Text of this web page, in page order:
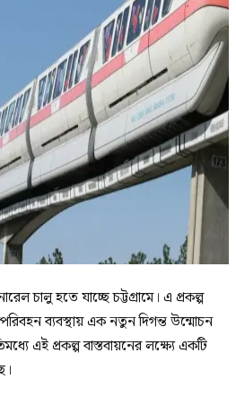
চালু হতে যাচ্ছে চট্টগ্রামে। এ প্রকল্প
ব্যবস্থায় এক নতুন দিগন্ত উন্মোচন
এই প্রকল্প বাস্তবায়নের লক্ষ্যে একটি